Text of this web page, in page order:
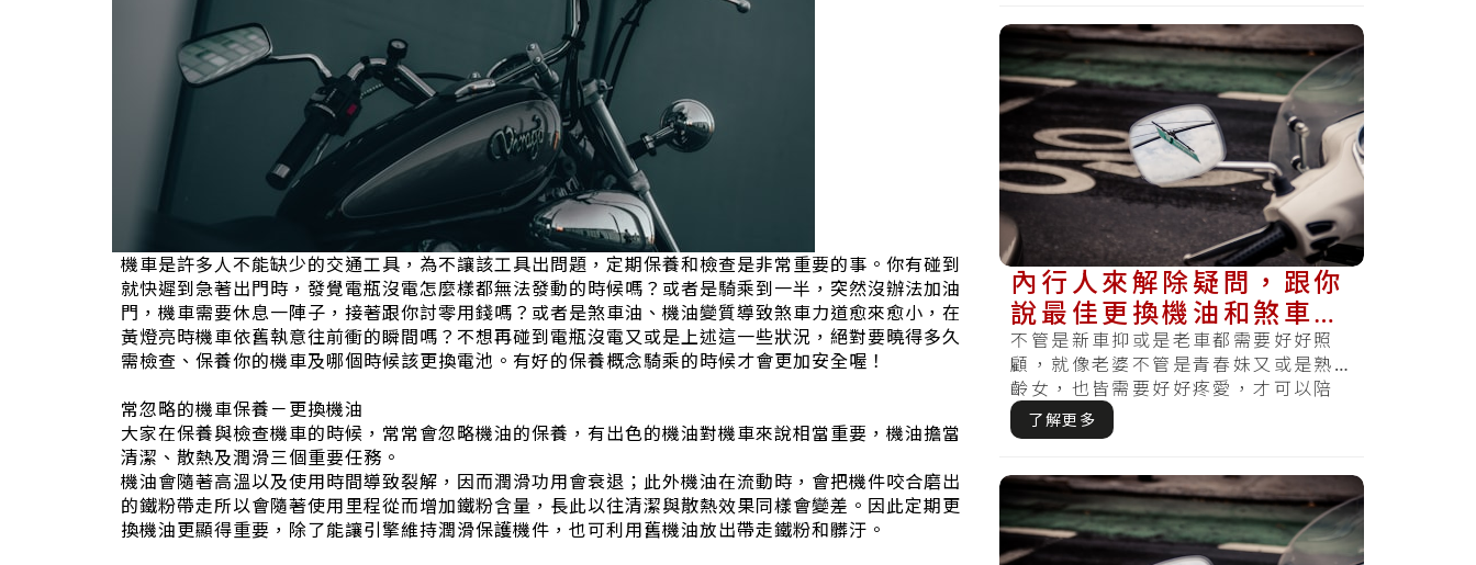
機車是許多人不能缺少的交通工具，為不讓該工具出問題，定期保養和檢查是非常重要的事。你有碰到
就快遲到急著出門時，發覺電瓶沒電怎麼樣都無法發動的時候嗎？或者是騎乘到一半，突然沒辦法加油
門，機車需要休息一陣子，接著跟你討零用錢嗎？或者是煞車油、機油變質導致煞車力道愈來愈小，在
黃燈亮時機車依舊執意往前衝的瞬間嗎？不想再碰到電瓶沒電又或是上述這一些狀況，絕對要曉得多久
需檢查、保養你的機車及哪個時候該更換電池。有好的保養概念騎乘的時候才會更加安全喔！
常忽略的機車保養－更換機油
大家在保養與檢查機車的時候，常常會忽略機油的保養，有出色的機油對機車來說相當重要，機油擔當
清潔、散熱及潤滑三個重要任務。
機油會隨著高溫以及使用時間導致裂解，因而潤滑功用會衰退；此外機油在流動時，會把機件咬合磨出
的鐵粉帶走所以會隨著使用里程從而增加鐵粉含量，長此以往清潔與散熱效果同樣會變差。因此定期更
換機油更顯得重要，除了能讓引擎維持潤滑保護機件，也可利用舊機油放出帶走鐵粉和髒汙。
內行人來解除疑問，跟你
說最佳更換機油和煞車油
的時間點
不管是新車抑或是老車都需要好好照
顧，就像老婆不管是青春妹又或是熟
齡女，也皆需要好好疼愛，才可以陪
伴你走得長久。沒有好好保養或按時
檢查，哪.....
了解更多